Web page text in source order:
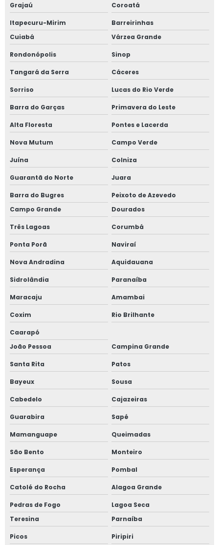
Grajaú Coroatá
Itapecuru-Mirim
Barreirinhas
Cuiabá
Várzea Grande
Rondonópolis Sinop
Tangará da Serra Cáceres
Sorriso Lucas do Rio Verde
Barra do Garças Primavera do Leste
Alta Floresta Pontes e Lacerda
Nova Mutum Campo Verde
Juína Colniza
Guarantã do Norte Juara
Barra do Bugres
Peixoto de Azevedo
Campo Grande
Dourados
Três Lagoas Corumbá
Ponta Porã Naviraí
Nova Andradina Aquidauana
Sidrolândia Paranaíba
Maracaju Amambai
Coxim Rio Brilhante
Caarapó
João Pessoa
Campina Grande
Santa Rita Patos
Bayeux Sousa
Cabedelo Cajazeiras
Guarabira Sapé
Mamanguape Queimadas
São Bento Monteiro
Esperança Pombal
Catolé do Rocha Alagoa Grande
Pedras de Fogo
Lagoa Seca
Teresina
Parnaíba
Picos Piripiri